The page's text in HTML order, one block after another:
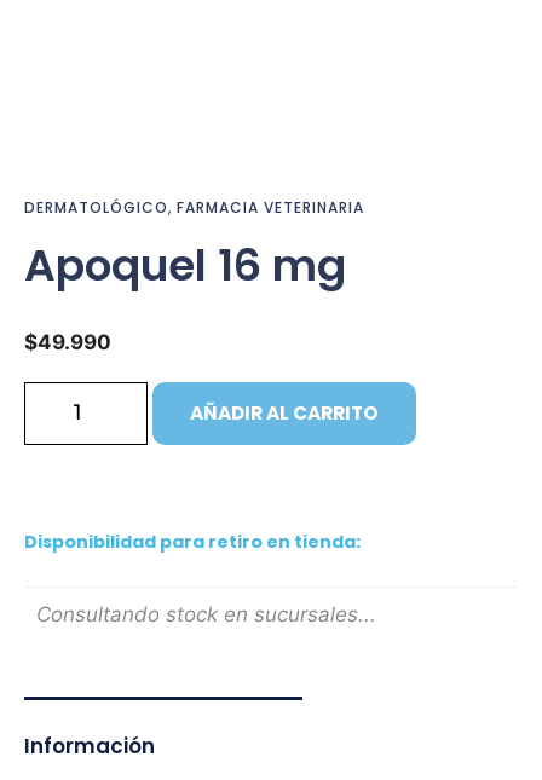
DERMATOLÓGICO, FARMACIA VETERINARIA
Apoquel 16 mg
$49.990
AÑADIR AL CARRITO
Disponibilidad para retiro en tienda:
Consultando stock en sucursales...
Información